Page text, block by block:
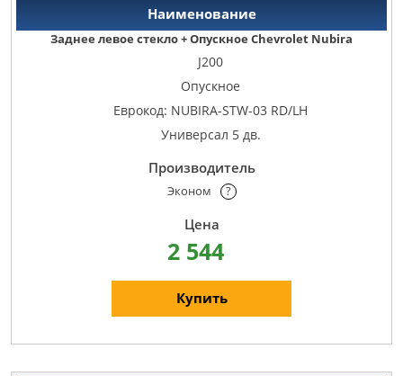
Заднее левое стекло + Опускное Chevrolet Nubira
J200
Опускное
Еврокод: NUBIRA-STW-03 RD/LH
Универсал 5 дв.
Эконом ?
2 544
Купить